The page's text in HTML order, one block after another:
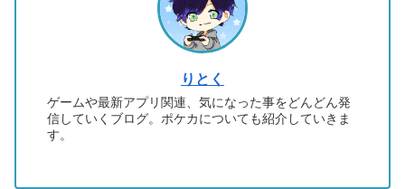
りとく
ゲームや最新アプリ関連、気になった事をどんどん発
信していくブログ。ポケカについても紹介していきま
す。